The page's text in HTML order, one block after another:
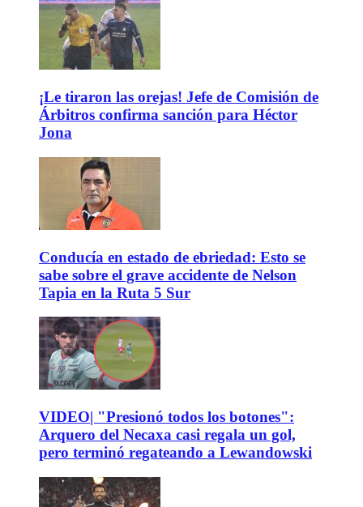
¡Le tiraron las orejas! Jefe de Comisión de
Árbitros confirma sanción para Héctor
Jona
Conducía en estado de ebriedad: Esto se
sabe sobre el grave accidente de Nelson
Tapia en la Ruta 5 Sur
VIDEO| "Presionó todos los botones":
Arquero del Necaxa casi regala un gol,
pero terminó regateando a Lewandowski